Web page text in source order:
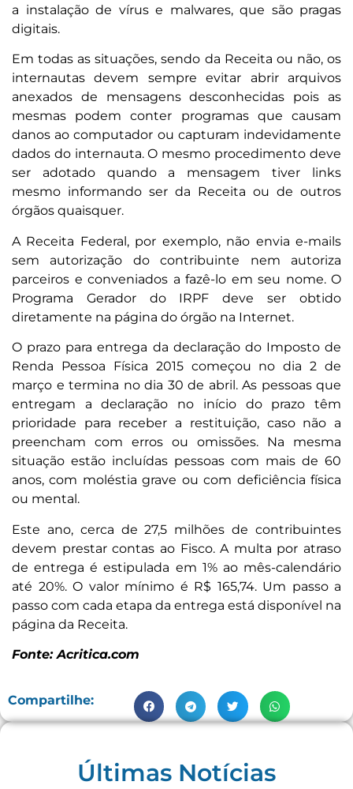
a instalação de vírus e malwares, que são pragas
digitais.
Em todas as situações, sendo da Receita ou não, os
internautas devem sempre evitar abrir arquivos
anexados de mensagens desconhecidas pois as
mesmas podem conter programas que causam
danos ao computador ou capturam indevidamente
dados do internauta. O mesmo procedimento deve
ser adotado quando a mensagem tiver links
mesmo informando ser da Receita ou de outros
órgãos quaisquer.
A Receita Federal, por exemplo, não envia e-mails
sem autorização do contribuinte nem autoriza
parceiros e conveniados a fazê-lo em seu nome. O
Programa Gerador do IRPF deve ser obtido
diretamente na página do órgão na Internet.
O prazo para entrega da declaração do Imposto de
Renda Pessoa Física 2015 começou no dia 2 de
março e termina no dia 30 de abril. As pessoas que
entregam a declaração no início do prazo têm
prioridade para receber a restituição, caso não a
preencham com erros ou omissões. Na mesma
situação estão incluídas pessoas com mais de 60
anos, com moléstia grave ou com deficiência física
ou mental.
Este ano, cerca de 27,5 milhões de contribuintes
devem prestar contas ao Fisco. A multa por atraso
de entrega é estipulada em 1% ao mês-calendário
até 20%. O valor mínimo é R$ 165,74. Um passo a
passo com cada etapa da entrega está disponível na
página da Receita.
Fonte: Acritica.com
Compartilhe:
Últimas Notícias